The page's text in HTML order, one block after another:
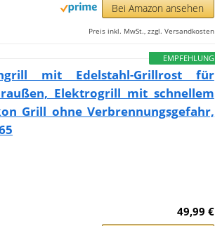
Bei Amazon ansehen
Preis inkl. MwSt., zzgl. Versandkosten
EMPFEHLUNG
mit Edelstahl-Grillrost für
Elektrogrill mit schnellem
Grill ohne Verbrennungsgefahr,
49,99 €